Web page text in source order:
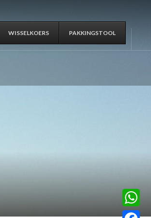
WISSELKOERS PAKKINGSTOOL